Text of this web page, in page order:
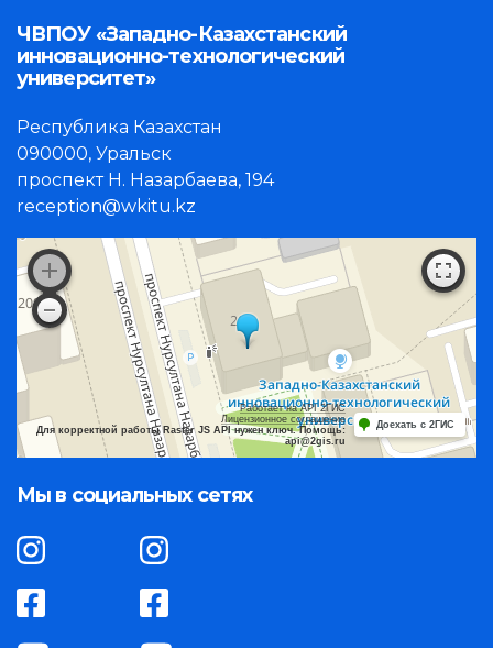
ЧВПОУ «Западно-Казахстанский
инновационно-технологический
университет»
Республика Казахстан
090000, Уральск
проспект Н. Назарбаева, 194
reception@wkitu.kz
Работает на API 2ГИС
Лицензионное соглашение
Для корректной работы Raster JS API нужен ключ. Помощь:
api@2gis.ru
Доехать с 2ГИС
Мы в социальных сетях